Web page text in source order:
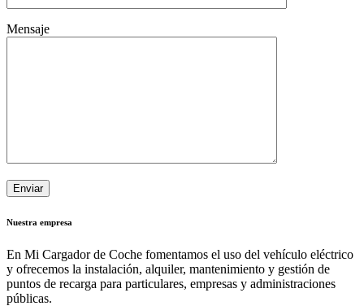
Mensaje
Nuestra empresa
En Mi Cargador de Coche fomentamos el uso del vehículo eléctrico
y ofrecemos la instalación, alquiler, mantenimiento y gestión de
puntos de recarga para particulares, empresas y administraciones
públicas.